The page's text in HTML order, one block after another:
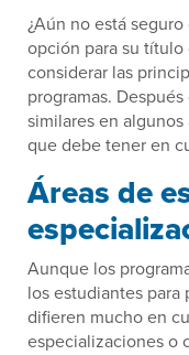
¿Aún no está
opción para su título
considerar las
programas.
similares en
que debe tener en
Áreas de
Aunque los
los estudiantes
difieren mucho en
especializaciones o